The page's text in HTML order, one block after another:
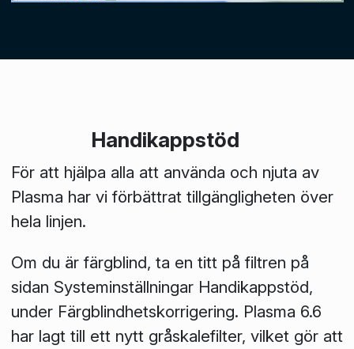
Handikappstöd
För att hjälpa alla att använda och njuta av
Plasma har vi förbättrat tillgängligheten över
hela linjen.
Om du är färgblind, ta en titt på filtren på
sidan Systeminställningar Handikappstöd,
under Färgblindhetskorrigering. Plasma 6.6
har lagt till ett nytt gråskalefilter, vilket gör att